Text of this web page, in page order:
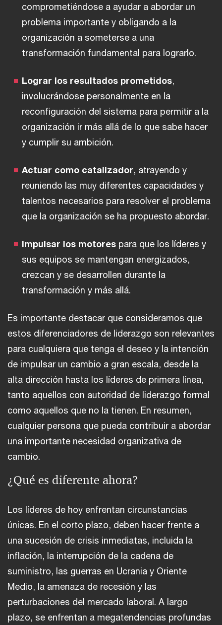
comprometiéndose a ayudar a abordar un
problema importante y obligando a la
organización a someterse a una
transformación fundamental para lograrlo.
Lograr los resultados prometidos,
involucrándose personalmente en la
reconfiguración del sistema para permitir a la
organización ir más allá de lo que sabe hacer
y cumplir su ambición.
Actuar como catalizador, atrayendo y
reuniendo las muy diferentes capacidades y
talentos necesarios para resolver el problema
que la organización se ha propuesto abordar.
Impulsar los motores para que los líderes y
sus equipos se mantengan energizados,
crezcan y se desarrollen durante la
transformación y más allá.
Es importante destacar que consideramos que
estos diferenciadores de liderazgo son relevantes
para cualquiera que tenga el deseo y la intención
de impulsar un cambio a gran escala, desde la
alta dirección hasta los líderes de primera línea,
tanto aquellos con autoridad de liderazgo formal
como aquellos que no la tienen. En resumen,
cualquier persona que pueda contribuir a abordar
una importante necesidad organizativa de
cambio.
¿Qué es diferente ahora?
Los líderes de hoy enfrentan circunstancias
únicas. En el corto plazo, deben hacer frente a
una sucesión de crisis inmediatas, incluida la
inflación, la interrupción de la cadena de
suministro, las guerras en Ucrania y Oriente
Medio, la amenaza de recesión y las
perturbaciones del mercado laboral. A largo
plazo, se enfrentan a megatendencias profundas